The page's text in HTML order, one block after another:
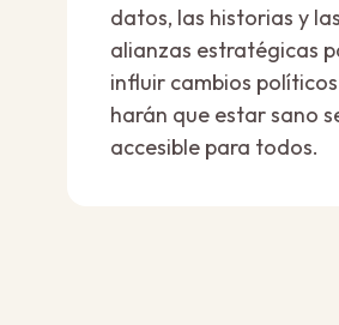
datos, las historias y las
alianzas estratégicas
influir cambios
harán que estar sano
accesible para todos.